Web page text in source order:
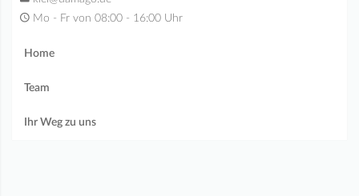
Mo - Fr von 08:00 - 16:00 Uhr
Home
Team
Ihr Weg zu uns